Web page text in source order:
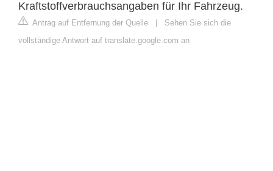
Kraftstoffverbrauchsangaben für Ihr Fahrzeug.
Antrag auf Entfernung der Quelle
Sehen Sie sich die
vollständige Antwort auf translate.google.com an